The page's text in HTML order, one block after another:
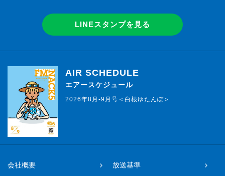
LINEスタンプを見る
AIR SCHEDULE
エアースケジュール
2026年8月-9月号＜白根ゆたんぽ＞
会社概要
放送基準